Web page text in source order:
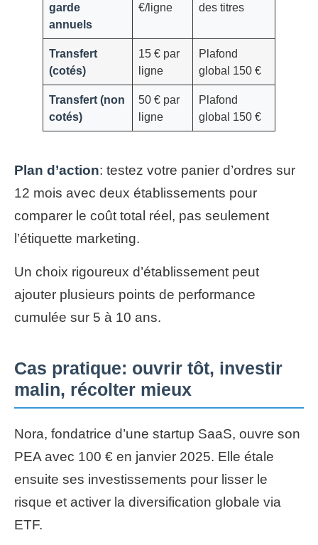
garde
annuels
€/ligne
des titres
Transfert
(cotés)
15 € par
ligne
Plafond
global 150 €
Transfert (non
cotés)
50 € par
ligne
Plafond
global 150 €
Plan d’action: testez votre panier d’ordres sur
12 mois avec deux établissements pour
comparer le coût total réel, pas seulement
l’étiquette marketing.
Un choix rigoureux d’établissement peut
ajouter plusieurs points de performance
cumulée sur 5 à 10 ans.
Cas pratique: ouvrir tôt, investir
malin, récolter mieux
Nora, fondatrice d’une startup SaaS, ouvre son
PEA avec 100 € en janvier 2025. Elle étale
ensuite ses investissements pour lisser le
risque et activer la diversification globale via
ETF.